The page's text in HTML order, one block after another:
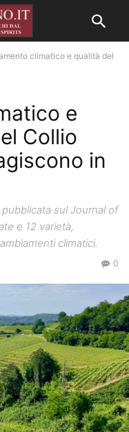
climatico e qualità del
e
Collio
in
sul Journal of
e 12 varietà,
climatici.
0